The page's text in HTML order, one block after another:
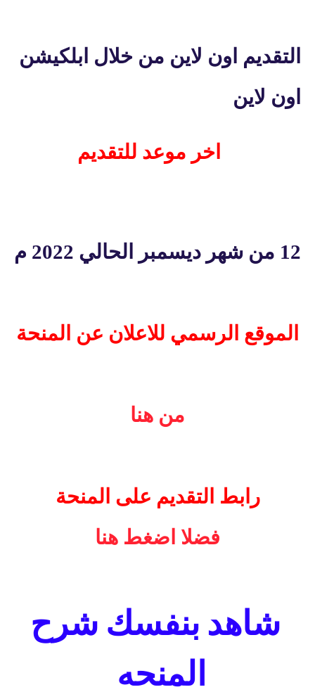
التقديم اون لاين من خلال ابلكيشن
اون لاين
اخر موعد للتقديم
12 من شهر ديسمبر الحالي 2022 م
الموقع الرسمي للاعلان عن المنحة
من هنا
رابط التقديم على المنحة
فضلا اضغط هنا
شاهد بنفسك شرح
المنحه